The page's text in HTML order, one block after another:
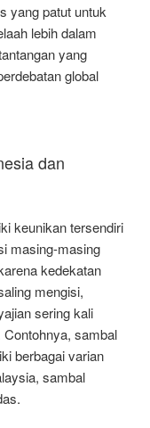
yang patut untuk
lebih dalam
yang
global
dan
keunikan tersendiri
masing-masing
kedekatan
mengisi,
sering kali
sambal
berbagai varian
sambal